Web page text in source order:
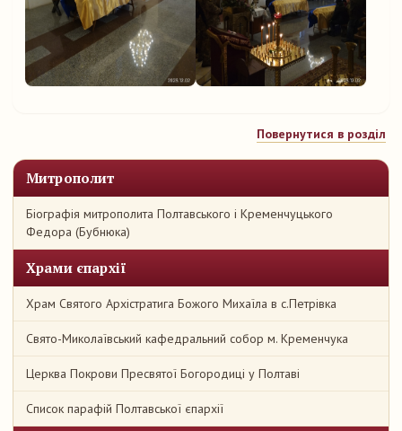
Митрополит
Біографія митрополита Полтавського і Кременчуцького
Федора (Бубнюка)
Храми єпархії
Храм Святого Архістратига Божого Михаїла в с.Петрівка
Свято-Миколаївський кафедральний собор м. Кременчука
Церква Покрови Пресвятої Богородиці у Полтаві
Список парафій Полтавської єпархії
Повернутися в розділ